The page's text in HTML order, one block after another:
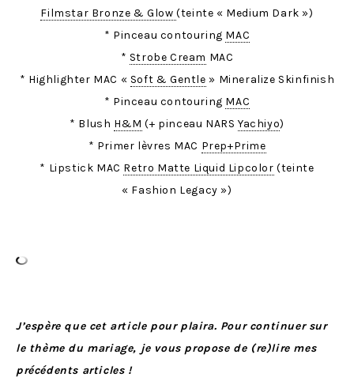
Filmstar Bronze & Glow(teinte « Medium Dark »)
* Pinceau contouring MAC
* Strobe Cream MAC
* Highlighter MAC « Soft & Gentle » Mineralize Skinfinish
* Pinceau contouring MAC
* Blush H&M (+ pinceau NARS Yachiyo)
* Primer lèvres MAC Prep+Prime
* Lipstick MAC Retro Matte Liquid Lipcolor (teinte
« Fashion Legacy »)
J’espère que cet article pour plaira. Pour continuer sur
le thème du mariage, je vous propose de (re)lire mes
précédents articles !